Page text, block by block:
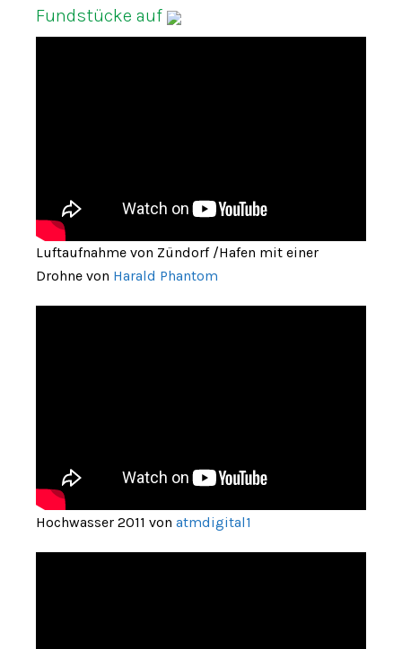
Fundstücke auf
Luftaufnahme von Zündorf /Hafen mit einer
Drohne von Harald Phantom
Hochwasser 2011 von atmdigital1